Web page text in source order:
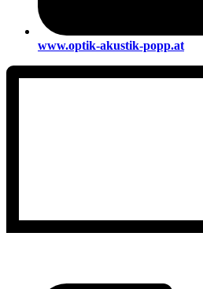
www.optik-akustik-popp.at